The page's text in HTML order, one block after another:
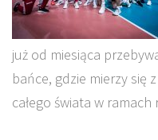
już od miesiąca
bańce, gdzie mierzy się
całego świata w